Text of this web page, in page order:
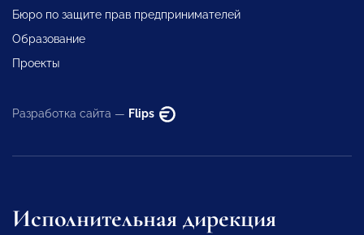
Бюро по защите прав предпринимателей
Образование
Проекты
Разработка сайта — Flips
Исполнительная дирекция